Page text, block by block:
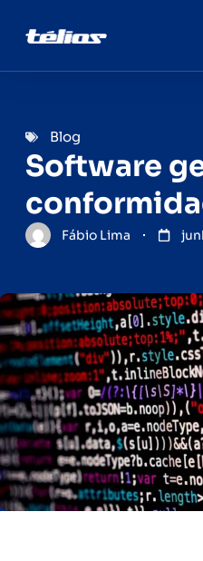
Blog
Software
Fábio Lima